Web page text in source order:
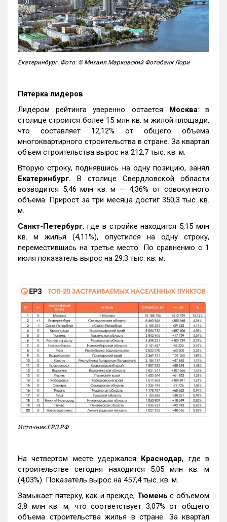
Екатеринбург. Фото: © Михаил Марковский Фотобанк Лори
Пятерка лидеров
Лидером рейтинга уверенно остается Москва: в
столице строится более 15 млн кв. м жилой площади,
что составляет 12,12% от общего объема
многоквартирного строительства в стране. За квартал
объем строительства вырос на 212,7 тыс. кв. м.
Вторую строку, поднявшись на одну позицию, занял
Екатеринбург. В столице Свердловской области
возводится 5,46 млн кв. м — 4,36% от совокупного
объема. Прирост за три месяца достиг 350,3 тыс. кв.
м.
Санкт-Петербург, где в стройке находится 5,15 млн
кв. м жилья (4,11%), опустился на одну строку,
переместившись на третье место. По сравнению с 1
июля показатель вырос на 29,3 тыс. кв. м.
Источник:ЕРЗ.РФ
На четвертом месте удержался Краснодар, где в
строительстве сегодня находится 5,05 млн кв. м
(4,03%). Показатель вырос на 457,4 тыс. кв. м.
Замыкает пятерку, как и прежде, Тюмень с объемом
3,8 млн кв. м, что соответствует 3,07% от общего
объема строительства жилья в стране. За квартал